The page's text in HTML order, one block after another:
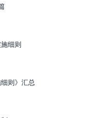
细则
则》汇总